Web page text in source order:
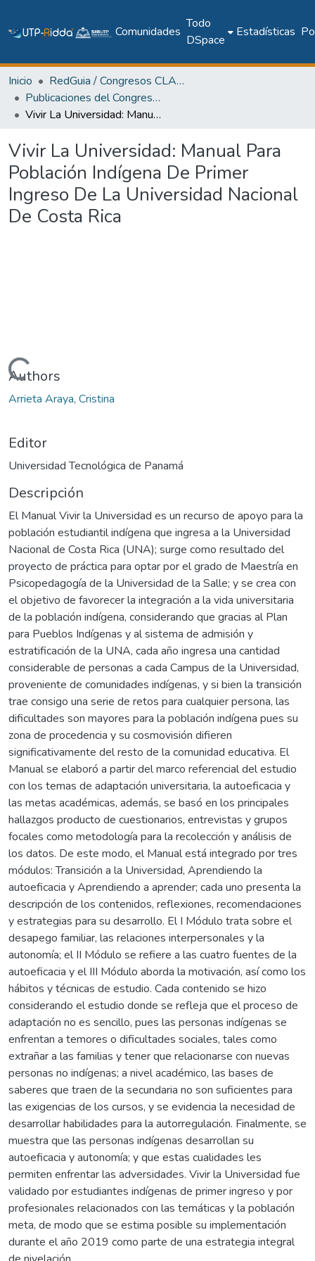
Comunidades
Todo
DSpace
Estadísticas
Inicio
RedGuia / Congresos CLABES
Publicaciones del Congreso Internacional CLABES
Vivir La Universidad: Manual Para Población Indígena De Primer Ingreso De La Universidad Nacional De Costa Rica
Vivir La Universidad: Manual Para
Población Indígena De Primer
Ingreso De La Universidad Nacional
De Costa Rica
Cargando...
Authors
Arrieta Araya, Cristina
Editor
Universidad Tecnológica de Panamá
Descripción
El Manual Vivir la Universidad es un recurso de apoyo para la
población estudiantil indígena que ingresa a la Universidad
Nacional de Costa Rica (UNA); surge como resultado del
proyecto de práctica para optar por el grado de Maestría en
Psicopedagogía de la Universidad de la Salle; y se crea con
el objetivo de favorecer la integración a la vida universitaria
de la población indígena, considerando que gracias al Plan
para Pueblos Indígenas y al sistema de admisión y
estratificación de la UNA, cada año ingresa una cantidad
considerable de personas a cada Campus de la Universidad,
proveniente de comunidades indígenas, y si bien la transición
trae consigo una serie de retos para cualquier persona, las
dificultades son mayores para la población indígena pues su
zona de procedencia y su cosmovisión difieren
significativamente del resto de la comunidad educativa. El
Manual se elaboró a partir del marco referencial del estudio
con los temas de adaptación universitaria, la autoeficacia y
las metas académicas, además, se basó en los principales
hallazgos producto de cuestionarios, entrevistas y grupos
focales como metodología para la recolección y análisis de
los datos. De este modo, el Manual está integrado por tres
módulos: Transición a la Universidad, Aprendiendo la
autoeficacia y Aprendiendo a aprender; cada uno presenta la
descripción de los contenidos, reflexiones, recomendaciones
y estrategias para su desarrollo. El I Módulo trata sobre el
desapego familiar, las relaciones interpersonales y la
autonomía; el II Módulo se refiere a las cuatro fuentes de la
autoeficacia y el III Módulo aborda la motivación, así como los
hábitos y técnicas de estudio. Cada contenido se hizo
considerando el estudio donde se refleja que el proceso de
adaptación no es sencillo, pues las personas indígenas se
enfrentan a temores o dificultades sociales, tales como
extrañar a las familias y tener que relacionarse con nuevas
personas no indígenas; a nivel académico, las bases de
saberes que traen de la secundaria no son suficientes para
las exigencias de los cursos, y se evidencia la necesidad de
desarrollar habilidades para la autorregulación. Finalmente, se
muestra que las personas indígenas desarrollan su
autoeficacia y autonomía; y que estas cualidades les
permiten enfrentar las adversidades. Vivir la Universidad fue
validado por estudiantes indígenas de primer ingreso y por
profesionales relacionados con las temáticas y la población
meta, de modo que se estima posible su implementación
durante el año 2019 como parte de una estrategia integral